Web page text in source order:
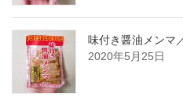
味付き醤油メンマ
2020年5月25日